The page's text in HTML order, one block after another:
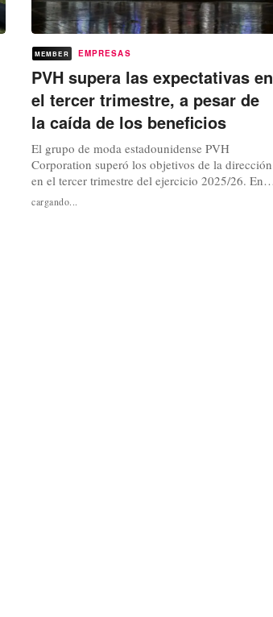
MEMBER EMPRESAS
PVH supera las expectativas en
el tercer trimestre, a pesar de
la caída de los beneficios
El grupo de moda estadounidense PVH
Corporation superó los objetivos de la dirección
en el tercer trimestre del ejercicio 2025/26. En
consecuencia, la empresa matriz de las marcas
Calvin Klein y Tommy Hilfiger ajustó sus
cargando...